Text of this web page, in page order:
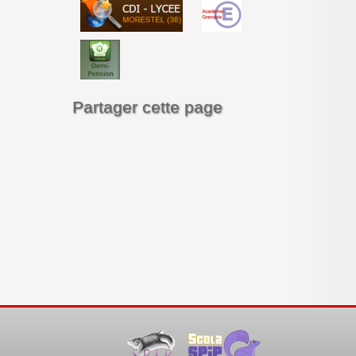
Année 2024-2025
Année 2025-2026
Partager cette page